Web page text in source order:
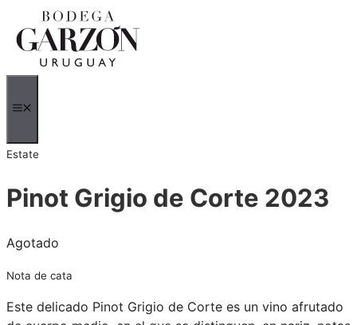
contenido
Estate
Pinot Grigio de Corte 2023
Agotado
Nota de cata
Este delicado Pinot Grigio de Corte es un vino afrutado